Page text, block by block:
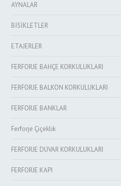
AYNALAR
BİSİKLETLER
ETAJERLER
FERFORJE BAHÇE KORKULUKLARI
FERFORJE BALKON KORKULUKLARI
FERFORJE BANKLAR
Ferforje Çiçeklik
FERFORJE DUVAR KORKULUKLARI
FERFORJE KAPI